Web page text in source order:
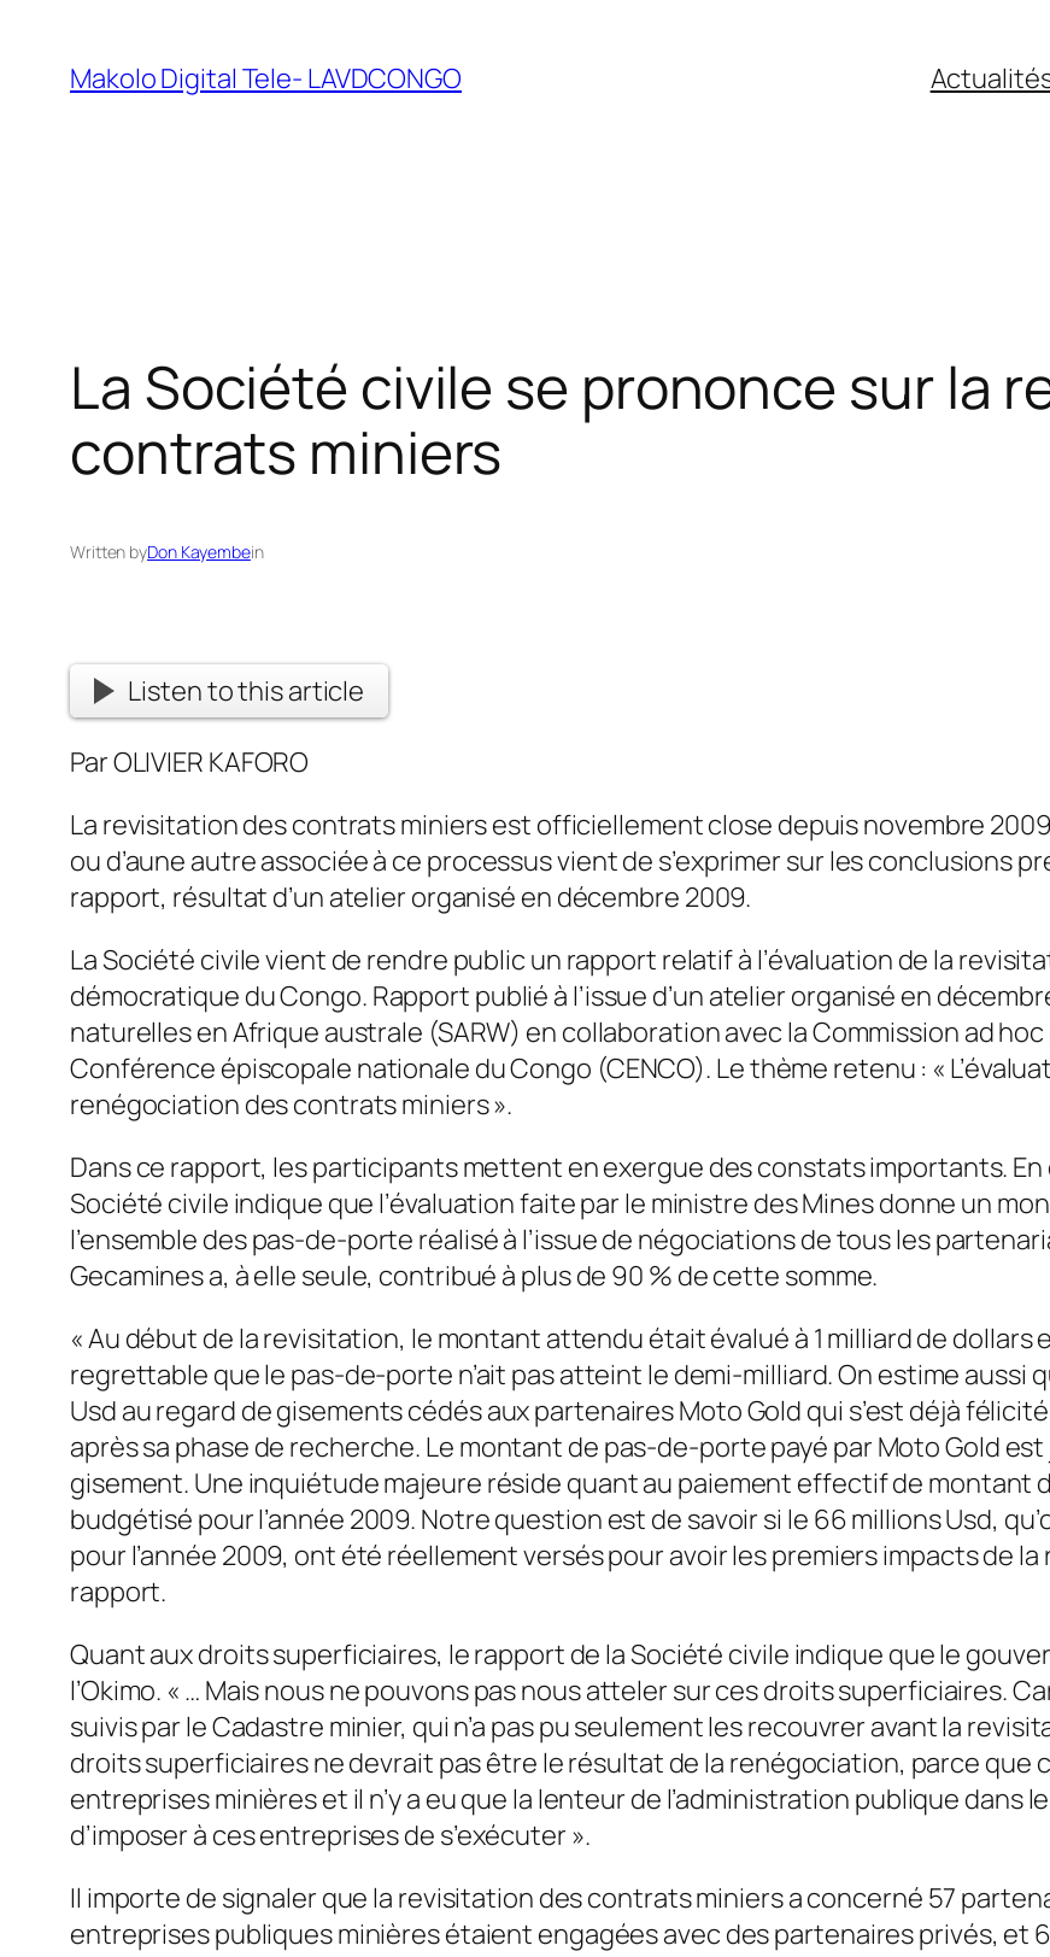
Makolo Digital Tele- LAVDCONGO
La Société civile se prononce sur la
contrats miniers
Written byDon Kayembein
Listen to this article
Par OLIVIER KAFORO
La revisitation des contrats miniers est officiellement close depuis novembre
ou d’aune autre associée à ce processus vient de s’exprimer sur les conclusions
rapport, résultat d’un atelier organisé en décembre 2009.
La Société civile vient de rendre public un rapport relatif à l’évaluation de la
démocratique du Congo. Rapport publié à l’issue d’un atelier organisé en
naturelles en Afrique australe (SARW) en collaboration avec la Commission ad
Conférence épiscopale nationale du Congo (CENCO). Le thème retenu : «
renégociation des contrats miniers ».
Dans ce rapport, les participants mettent en exergue des constats importants.
Société civile indique que l’évaluation faite par le ministre des Mines donne un
l’ensemble des pas-de-porte réalisé à l’issue de négociations de tous les
Gecamines a, à elle seule, contribué à plus de 90 % de cette somme.
« Au début de la revisitation, le montant attendu était évalué à 1 milliard de dollars
regrettable que le pas-de-porte n’ait pas atteint le demi-milliard. On estime aussi
Usd au regard de gisements cédés aux partenaires Moto Gold qui s’est déjà
après sa phase de recherche. Le montant de pas-de-porte payé par Moto Gold
gisement. Une inquiétude majeure réside quant au paiement effectif de
budgétisé pour l’année 2009. Notre question est de savoir si le 66 millions Usd,
pour l’année 2009, ont été réellement versés pour avoir les premiers impacts de
rapport.
Quant aux droits superficiaires, le rapport de la Société civile indique que le
l’Okimo. « … Mais nous ne pouvons pas nous atteler sur ces droits superficiaires.
suivis par le Cadastre minier, qui n’a pas pu seulement les recouvrer avant la
droits superficiaires ne devrait pas être le résultat de la renégociation, parce que
entreprises minières et il n’y a eu que la lenteur de l’administration publique dans
d’imposer à ces entreprises de s’exécuter ».
Il importe de signaler que la revisitation des contrats miniers a concerné 57
entreprises publiques minières étaient engagées avec des partenaires privés, et